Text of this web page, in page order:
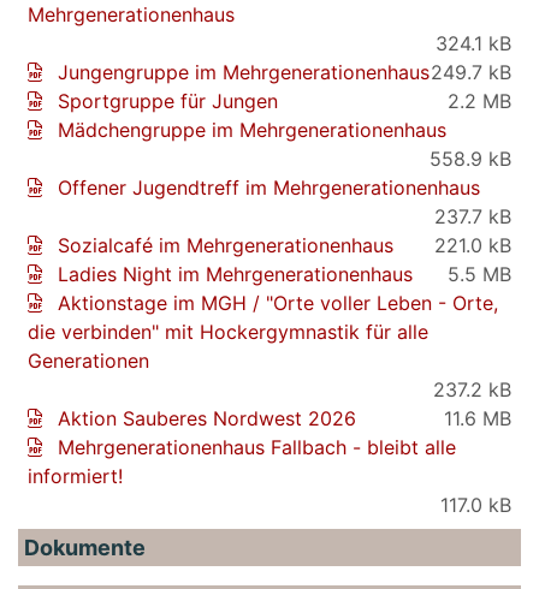
Mehrgenerationenhaus
324.1 kB
Jungengruppe im Mehrgenerationenhaus249.7 kB
Sportgruppe für Jungen
2.2 MB
Mädchengruppe im Mehrgenerationenhaus
558.9 kB
Offener Jugendtreff im Mehrgenerationenhaus
237.7 kB
Sozialcafé im Mehrgenerationenhaus
221.0 kB
Ladies Night im Mehrgenerationenhaus
5.5 MB
Aktionstage im MGH / "Orte voller Leben - Orte,
die verbinden" mit Hockergymnastik für alle
Generationen
237.2 kB
Aktion Sauberes Nordwest 2026
11.6 MB
Mehrgenerationenhaus Fallbach - bleibt alle
informiert!
117.0 kB
Dokumente